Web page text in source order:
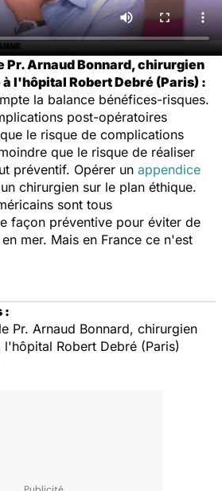
Pr. Arnaud Bonnard, chirurgien
l'hôpital Robert Debré (Paris) :
la balance bénéfices-risques.
post-opératoires
le risque de complications
que le risque de réaliser
préventif. Opérer un appendice
chirurgien sur le plan éthique.
sont tous
façon préventive pour éviter de
mer. Mais en France ce n'est
:
Pr. Arnaud Bonnard, chirurgien
Robert Debré (Paris)